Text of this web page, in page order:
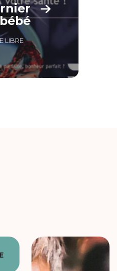
bébé
LIBRE